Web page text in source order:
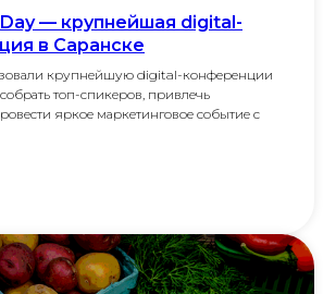
— крупнейшая digital-
в Саранске
крупнейшую digital-конференции
топ-спикеров, привлечь
яркое маркетинговое событие с